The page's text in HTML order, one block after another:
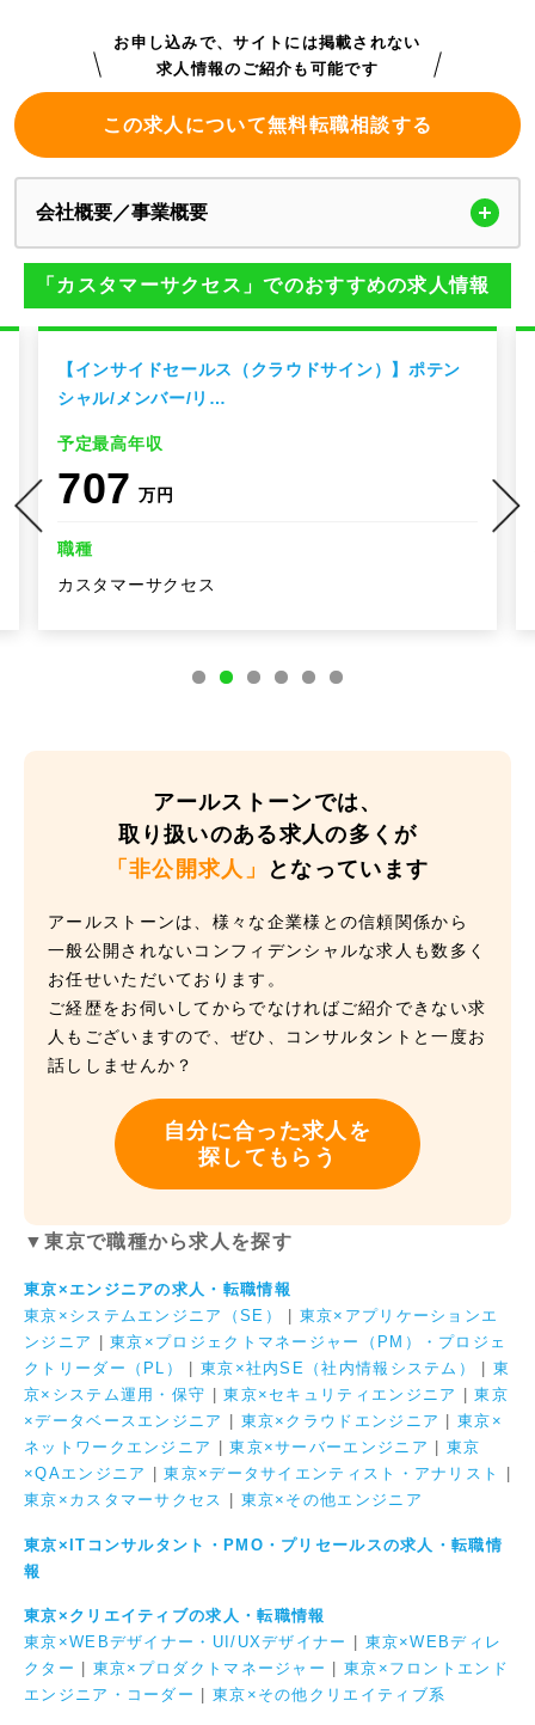
お申し込みで、サイトには掲載されない
求人情報のご紹介も可能です
この求人について無料転職相談する
会社概要／事業概要
「カスタマーサクセス」でのおすすめの求人情報
【インサイドセールス（クラウドサイン）】ポテン
シャル/メンバー/リ…
予定最高年収
707 万円
職種
カスタマーサクセス
アールストーンでは、
取り扱いのある求人の多くが
「非公開求人」
となっています
アールストーンは、様々な企業様との信頼関係から
一般公開されないコンフィデンシャルな求人も数多く
お任せいただいております。
ご経歴をお伺いしてからでなければご紹介できない求
人もございますので、ぜひ、コンサルタントと一度お
話ししませんか？
自分に合った求人を
探してもらう
▼東京で職種から求人を探す
東京×エンジニアの求人・転職情報
東京×システムエンジニア（SE）
東京×アプリケーションエ
ンジニア
|東京×プロジェクトマネージャー（PM）・プロジェ
クトリーダー（PL）
東京×社内SE（社内情報システム）
東
京×システム運用・保守 |東京×セキュリティエンジニア |東京
×データベースエンジニア
東京×クラウドエンジニア |東京×
ネットワークエンジニア
|東京×サーバーエンジニア
東京
×QAエンジニア
|東京×データサイエンティスト・アナリスト
東京×カスタマーサクセス
東京×その他エンジニア
東京×ITコンサルタント・PMO・プリセールスの求人・転職情
報
東京×クリエイティブの求人・転職情報
東京×WEBデザイナー・UI/UXデザイナー
東京×WEBディレ
クター
東京×プロダクトマネージャー
東京×フロントエンド
エンジニア・コーダー
東京×その他クリエイティブ系